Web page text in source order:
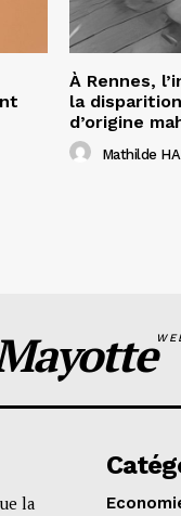
À Rennes,
la
d’origine
Mathilde
la